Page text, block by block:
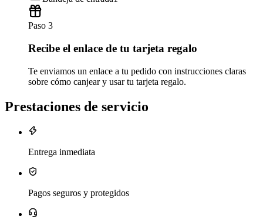
Paso 3
Recibe el enlace de tu tarjeta regalo
Te enviamos un enlace a tu pedido con instrucciones claras
sobre cómo canjear y usar tu tarjeta regalo.
Prestaciones de servicio
Entrega inmediata
Pagos seguros y protegidos